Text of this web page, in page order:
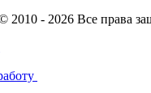
- 2026 Все права